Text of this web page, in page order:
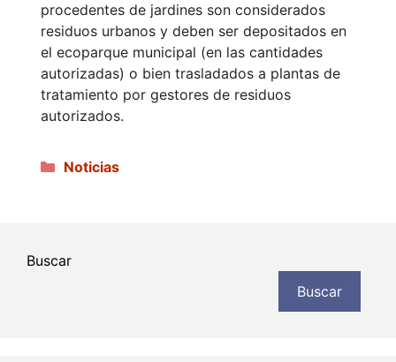
procedentes de jardines son considerados
residuos urbanos y deben ser depositados en
el ecoparque municipal (en las cantidades
autorizadas) o bien trasladados a plantas de
tratamiento por gestores de residuos
autorizados.
Categorías
Noticias
Buscar
Buscar